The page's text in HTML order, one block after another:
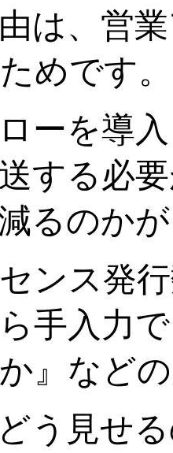
は、営
めです。
ローを導
する必
るのか
ンス発
手入力
』など
う見せ